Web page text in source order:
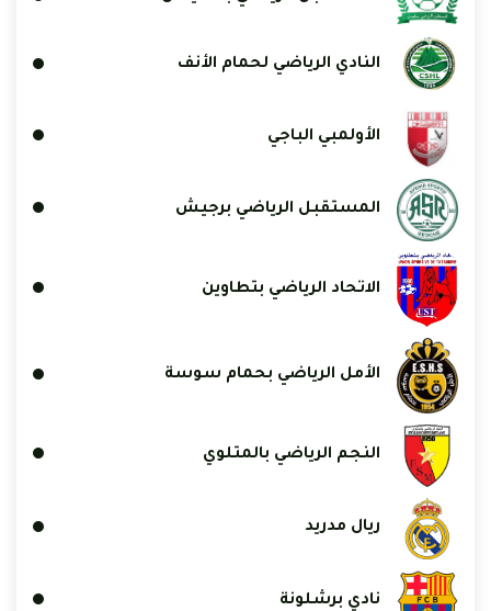
النادي الرياضي لحمام الأنف
الأولمبي الباجي
المستقبل الرياضي برجيش
الاتحاد الرياضي بتطاوين
الأمل الرياضي بحمام سوسة
النجم الرياضي بالمتلوي
ريال مدريد
نادي برشلونة